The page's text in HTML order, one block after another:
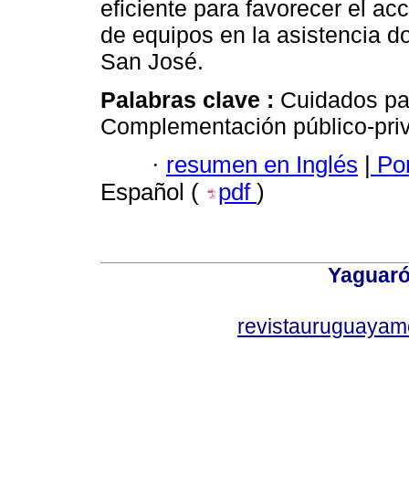
eficiente para favorecer el
de equipos en la asistencia
San José.
Palabras clave : Cuidados
Complementación público-
· resumen en Inglés
Español (
pdf )